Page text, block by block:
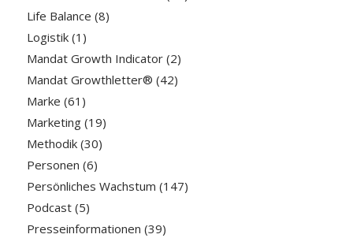
Life Balance (8)
Logistik(1)
Mandat Growth Indicator(2)
Mandat Growthletter® (42)
Marke (61)
Marketing(19)
Methodik(30)
Personen (6)
Persönliches Wachstum (147)
Podcast(5)
Presseinformationen (39)